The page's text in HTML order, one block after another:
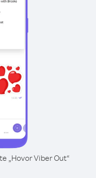
„Hovor Viber Out“